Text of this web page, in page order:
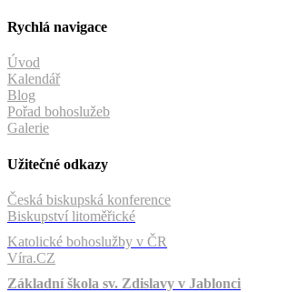
Rychlá navigace
Úvod
Kalendář
Blog
Pořad bohoslužeb
Galerie
Užitečné odkazy
Česká biskupská konference
Biskupství litoměřické
Katolické bohoslužby v ČR
Víra.CZ
Základní škola sv. Zdislavy v Jablonci